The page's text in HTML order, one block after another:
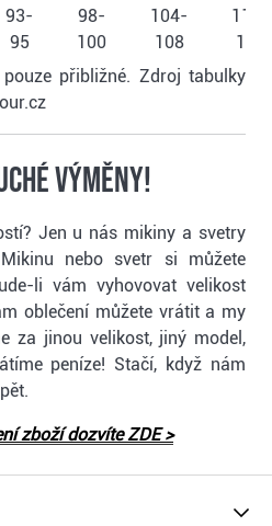
93-
95
98-
100
104-
108
112-
116
přibližné. Zdroj tabulky
výměny!
Jen u nás mikiny a svetry
nebo svetr si můžete
li vám vyhovovat velikost
oblečení můžete vrátit a my
za jinou velikost, jiný model,
peníze! Stačí, když nám
zboží dozvíte ZDE >